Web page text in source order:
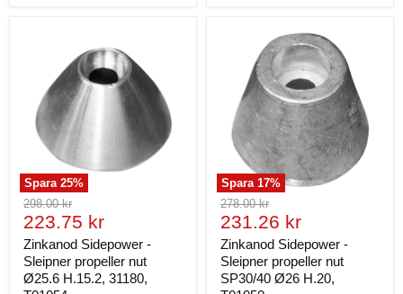
Spara25%
Ursprungligt
pris
298.00 kr
Nuvarande
pris
223.75 kr
Zinkanod Sidepower -
Sleipner propeller nut
Ø25.6 H.15.2, 31180,
Spara17%
Ursprungligt
pris
278.00 kr
Nuvarande
pris
231.26 kr
Zinkanod Sidepower -
Sleipner propeller nut
SP30/40 Ø26 H.20,